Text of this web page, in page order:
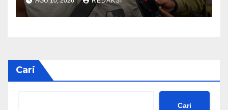
Taati Regulasi Aset
Cari
Cari